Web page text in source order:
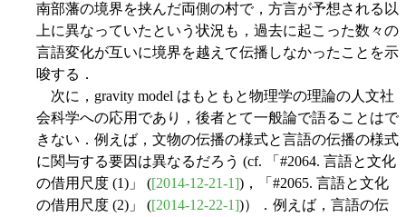
南部藩の境界を挟んだ両側の村で，方言が予想される以
上に異なっていたという状況も，過去に起こった数々の
言語変化が互いに境界を越えて伝播しなかったことを示
唆する．
次に，gravity model はもともと物理学の理論の人文社
会科学への応用であり，後者とて一般論で語ることはで
きない．例えば，文物の伝播の様式と言語の伝播の様式
に関与する要因は異なるだろう (cf. 「#2064. 言語と文化
の借用尺度 (1)」 ([2014-12-21-1])，「#2065. 言語と文化
の借用尺度 (2)」 ([2014-12-22-1])）．例えば，言語の伝